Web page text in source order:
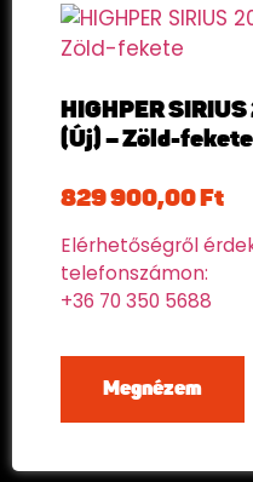
HIGHPER
(Új) – Zöld-fekete
829 900,00Ft
Elérhetőségről
telefonszámon:
+36 70 350 5688
Megnézem